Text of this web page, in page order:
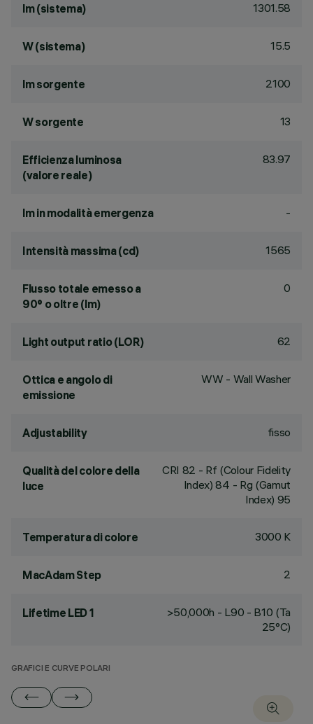
lm (sistema) 1301.58
W (sistema) 15.5
lm sorgente 2100
W sorgente 13
Efficienza luminosa
(valore reale)
83.97
lm in modalità emergenza -
Intensità massima (cd) 1565
Flusso totale emesso a
90° o oltre (lm)
0
Light output ratio (LOR) 62
Ottica e angolo di
emissione
WW - Wall Washer
Adjustability fisso
Qualità del colore della
luce
CRI 82 - Rf (Colour Fidelity
Index) 84 - Rg (Gamut
Index) 95
Temperatura di colore 3000 K
MacAdam Step 2
Lifetime LED 1
>50,000h - L90 - B10 (Ta
25°C)
GRAFICI E CURVE POLARI